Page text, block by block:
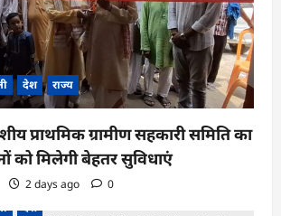
देश राज्य
प्राथमिक ग्रामीण सहकारी समिति का
को मिलेगी बेहतर सुविधाएं
2 days ago
0
देश